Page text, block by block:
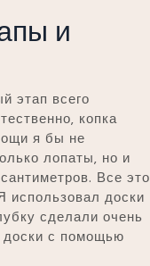
и
этап всего
копка
я бы не
лопаты‚ но и
Все это
использовал доски
сделали очень
доски с помощью